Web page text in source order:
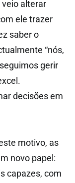
veio alterar
ele trazer
saber o
“nós,
gerir
decisões em
motivo, as
novo papel:
capazes, com